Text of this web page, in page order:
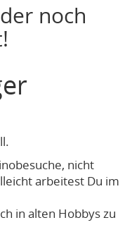
noch
nicht
arbeitest Du im
in alten Hobbys zu